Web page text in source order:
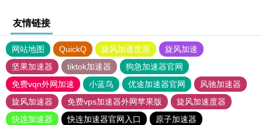
友情链接
网站地图 QuickQ 旋风加速度器
旋风加速
坚果加速器
tiktok加速器
狗急加速器官网
免费vqn外网加速
小蓝鸟 优途加速器官网
风驰加速器
旋风加速器
免费vps加速器外网苹果版
旋风加速度器
快连加速器
快连加速器官网入口
原子加速器